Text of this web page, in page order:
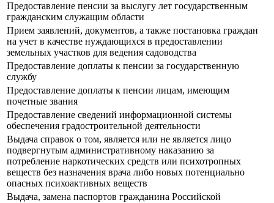
Предоставление пенсии за выслугу лет государственным
гражданским служащим области
Прием заявлений, документов, а также постановка граждан
на учет в качестве нуждающихся в предоставлении
земельных участков для ведения садоводства
Предоставление доплаты к пенсии за государственную
службу
Предоставление доплаты к пенсии лицам, имеющим
почетные звания
Предоставление сведений информационной системы
обеспечения градостроительной деятельности
Выдача справок о том, является или не является лицо
подвергнутым административному наказанию за
потребление наркотических средств или психотропных
веществ без назначения врача либо новых потенциально
опасных психоактивных веществ
Выдача, замена паспортов гражданина Российской